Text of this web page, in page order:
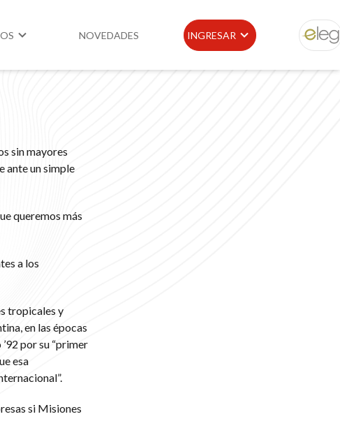
NOVEDADES INGRESAR ELEG
sin mayores
ante un simple
queremos más
a los
tropicales y
en las épocas
por su “primer
esa
si Misiones